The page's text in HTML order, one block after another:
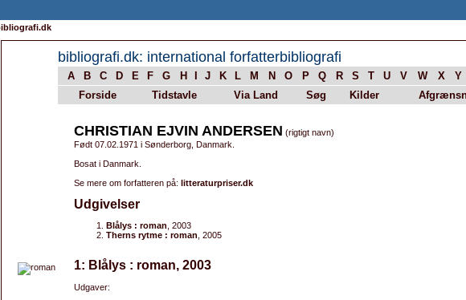
bibliografi.dk: international forfatterbibliografi
A B C D E F G H J K L M N O P Q R S T U V W X Y
Forside
Tidstavle Via Land Søg Kilder
CHRISTIAN EJVIN ANDERSEN (rigtigt navn)
Født 07.02.1971 i Sønderborg, Danmark.
Bosat i Danmark.
Se mere om forfatteren på: litteraturpriser.dk
Udgivelser
Blålys : roman , 2003
Therns rytme : roman , 2005
1: Blålys : roman, 2003
Udgaver: